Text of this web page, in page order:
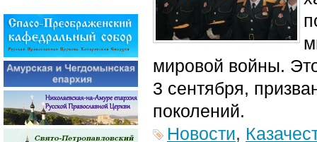
мировой войны.
3 сентября,
поколений.
Новости,